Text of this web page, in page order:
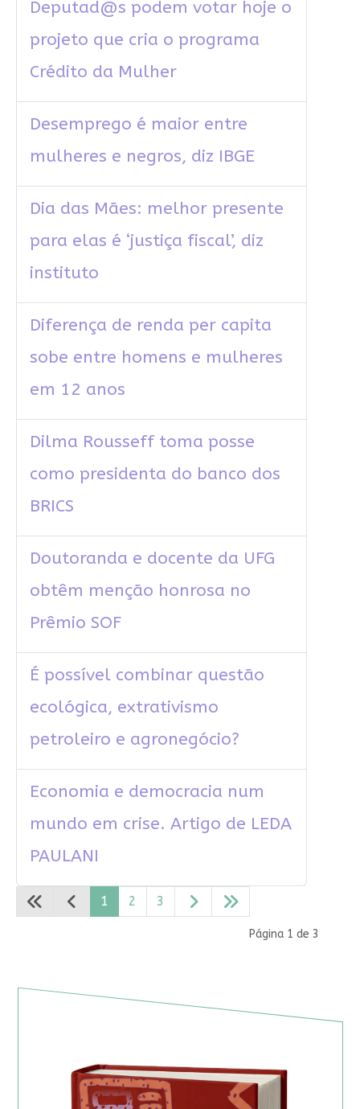
Deputad@s podem votar hoje o
projeto que cria o programa
Crédito da Mulher
Desemprego é maior entre
mulheres e negros, diz IBGE
Dia das Mães: melhor presente
para elas é ‘justiça fiscal’, diz
instituto
Diferença de renda per capita
sobe entre homens e mulheres
em 12 anos
Dilma Rousseff toma posse
como presidenta do banco dos
BRICS
Doutoranda e docente da UFG
obtêm menção honrosa no
Prêmio SOF
É possível combinar questão
ecológica, extrativismo
petroleiro e agronegócio?
Economia e democracia num
mundo em crise. Artigo de LEDA
PAULANI
Página 1 de 3
1 2 3